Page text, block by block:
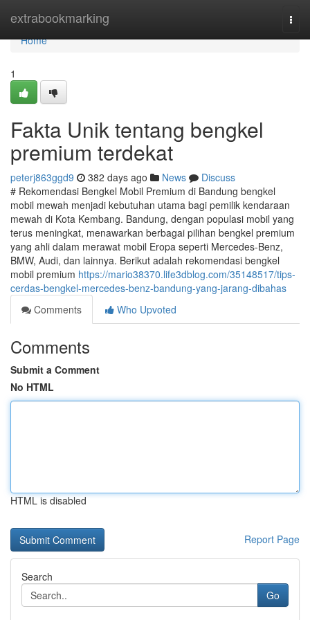
extrabookmarking
Home
Home
1
Fakta Unik tentang bengkel
premium terdekat
peterj863ggd9 382 days ago News
Discuss
# Rekomendasi Bengkel Mobil Premium di Bandung bengkel
mobil mewah menjadi kebutuhan utama bagi pemilik kendaraan
mewah di Kota Kembang. Bandung, dengan populasi mobil yang
terus meningkat, menawarkan berbagai pilihan bengkel premium
yang ahli dalam merawat mobil Eropa seperti Mercedes-Benz,
BMW, Audi, dan lainnya. Berikut adalah rekomendasi bengkel
mobil premium https://mario38370.life3dblog.com/35148517/tips-
cerdas-bengkel-mercedes-benz-bandung-yang-jarang-dibahas
Comments
Who Upvoted
Comments
Submit a Comment
No HTML
HTML is disabled
Report Page
Search
Go